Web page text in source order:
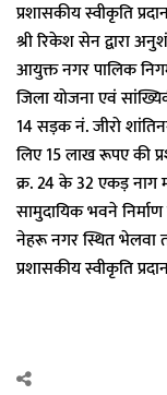
प्रशासकीय स्वीकृति
श्री रिकेश सेन द्वारा
आयुक्त नगर पालिक निगम
जिला योजना एवं
14 सड़क नं. जीरो
लिए 15 लाख रूपए की
क्र. 24 के 32 एकड़ नाग
सामुदायिक भवने
नेहरू नगर स्थित भेलवा
प्रशासकीय स्वीकृति